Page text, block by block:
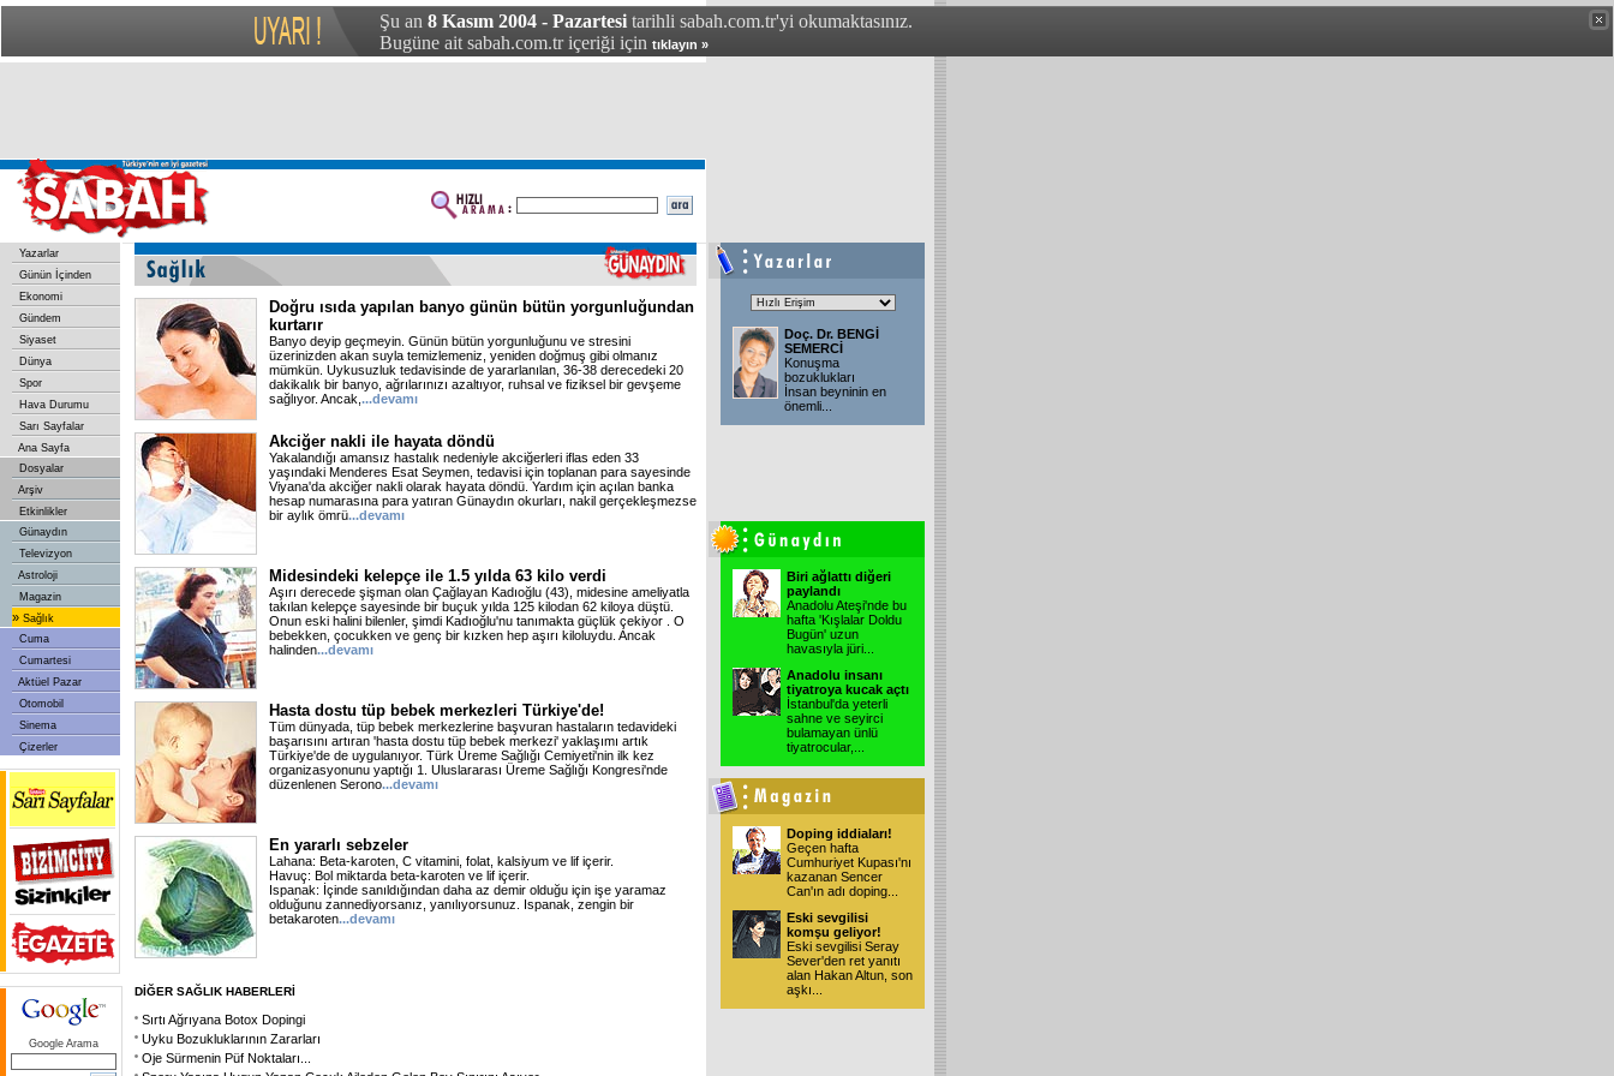
Şu an 8 Kasım 2004 - Pazartesi tarihli sabah.com.tr'yi okumaktasınız.
Bugüne ait sabah.com.tr içeriği için tıklayın »
Yazarlar
Günün İçinden
Ekonomi
Gündem
Siyaset
Dünya
Spor
Hava Durumu
Sarı Sayfalar
Ana Sayfa
Dosyalar
Arşiv
Etkinlikler
Günaydın
Televizyon
Astroloji
Magazin
» Sağlık
Cuma
Cumartesi
Aktüel Pazar
Otomobil
Sinema
Çizerler
Google Arama
Doğru ısıda yapılan banyo günün bütün yorgunluğundan
kurtarır
Banyo deyip geçmeyin. Günün bütün yorgunluğunu ve stresini
üzerinizden akan suyla temizlemeniz, yeniden doğmuş gibi olmanız
mümkün. Uykusuzluk tedavisinde de yararlanılan, 36-38 derecedeki 20
dakikalık bir banyo, ağrılarınızı azaltıyor, ruhsal ve fiziksel bir gevşeme
sağlıyor. Ancak, ...devamı
Akciğer nakli ile hayata döndü
Yakalandığı amansız hastalık nedeniyle akciğerleri iflas eden 33
yaşındaki Menderes Esat Seymen, tedavisi için toplanan para sayesinde
Viyana'da akciğer nakli olarak hayata döndü. Yardım için açılan banka
hesap numarasına para yatıran Günaydın okurları, nakil gerçekleşmezse
bir aylık ömrü...devamı
Midesindeki kelepçe ile 1.5 yılda 63 kilo verdi
Aşırı derecede şişman olan Çağlayan Kadıoğlu (43), midesine ameliyatla
takılan kelepçe sayesinde bir buçuk yılda 125 kilodan 62 kiloya düştü.
Onun eski halini bilenler, şimdi Kadıoğlu'nu tanımakta güçlük çekiyor . O
bebekken, çocukken ve genç bir kızken hep aşırı kiloluydu. Ancak
halinden...devamı
Hasta dostu tüp bebek merkezleri Türkiye'de!
Tüm dünyada, tüp bebek merkezlerine başvuran hastaların tedavideki
başarısını artıran 'hasta dostu tüp bebek merkezi' yaklaşımı artık
Türkiye'de de uygulanıyor. Türk Üreme Sağlığı Cemiyeti'nin ilk kez
organizasyonunu yaptığı 1. Uluslararası Üreme Sağlığı Kongresi'nde
düzenlenen Serono...devamı
En yararlı sebzeler
Lahana: Beta-karoten, C vitamini, folat, kalsiyum ve lif içerir.
Havuç: Bol miktarda beta-karoten ve lif içerir.
Ispanak: İçinde sanıldığından daha az demir olduğu için işe yaramaz
olduğunu zannediyorsanız, yanılıyorsunuz. Ispanak, zengin bir
betakaroten...devamı
DİĞER SAĞLIK HABERLERİ
Sırtı Ağrıyana Botox Dopingi
Uyku Bozukluklarının Zararları
Oje Sürmenin Püf Noktaları...
Doç. Dr. BENGİ
SEMERCİ
Konuşma
bozuklukları
İnsan beyninin en
önemli
Biri ağlattı diğeri
paylandı
Anadolu Ateşi'nde bu
hafta 'Kışlalar Doldu
Bugün' uzun
havasıyla jüri
Anadolu insanı
tiyatroya kucak açtı
İstanbul'da yeterli
sahne ve seyirci
bulamayan ünlü
tiyatrocular,
Doping iddiaları!
Geçen hafta
Cumhuriyet Kupası'nı
kazanan Sencer
Can'ın adı doping
Eski sevgilisi
komşu geliyor!
Eski sevgilisi Seray
Sever'den ret yanıtı
alan Hakan Altun, son
aşkı